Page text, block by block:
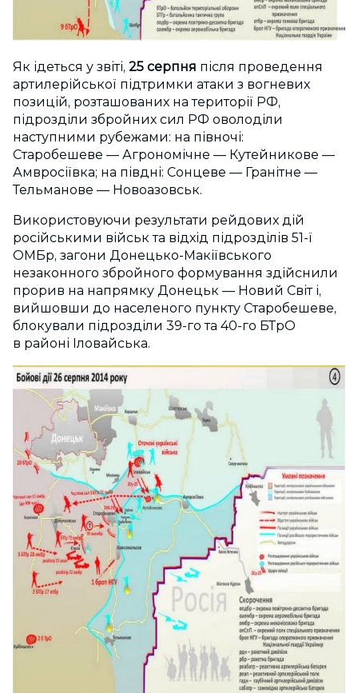
Як ідеться у звіті, 25 серпня після проведення
артилерійської підтримки атаки з вогневих
позицій, розташованих на території РФ,
підрозділи збройних сил РФ оволоділи
наступними рубежами: на півночі:
Старобешеве — Агрономічне — Кутейникове —
Амвросіївка; на півдні: Сонцеве — Гранітне —
Тельманове — Новоазовськ.
Використовуючи результати рейдових дій
російськими військ та відхід підрозділів 51-ї
ОМБр, загони Донецько-Макіївського
незаконного збройного формування здійснили
прорив на напрямку Донецьк — Новий Світ і,
вийшовши до населеного пункту Старобешеве,
блокували підрозділи 39-го та 40-го БТрО
в районі Іловайська.